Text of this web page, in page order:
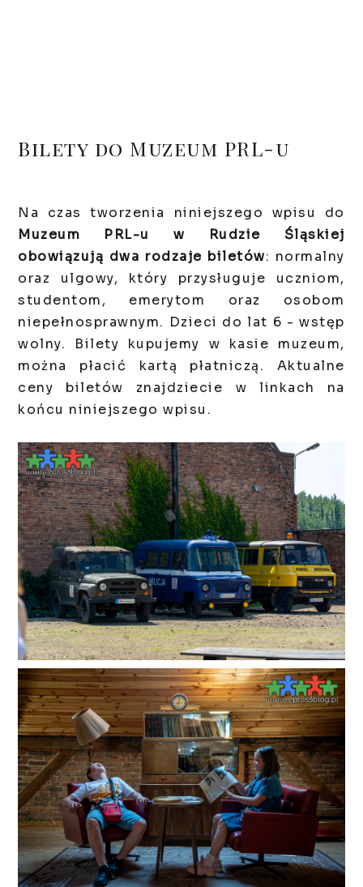
Bilety do Muzeum PRL-u
Na czas tworzenia niniejszego wpisu do
Muzeum PRL-u w Rudzie Śląskiej
obowiązują dwa rodzaje biletów: normalny
oraz ulgowy, który przysługuje uczniom,
studentom, emerytom oraz osobom
niepełnosprawnym. Dzieci do lat 6 - wstęp
wolny. Bilety kupujemy w kasie muzeum,
można płacić kartą płatniczą. Aktualne
ceny biletów znajdziecie w linkach na
końcu niniejszego wpisu.